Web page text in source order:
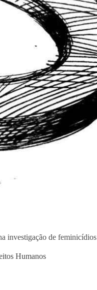
investigação de feminicídios
Humanos